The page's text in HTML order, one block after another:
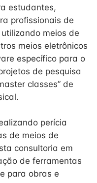
estudantes,
profissionais de
meios de
meios eletrônicos
específico para o
de pesquisa
classes” de
perícia
de meios de
consultoria em
de ferramentas
para obras e